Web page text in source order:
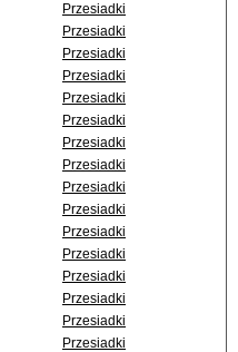
Przesiadki
Przesiadki
Przesiadki
Przesiadki
Przesiadki
Przesiadki
Przesiadki
Przesiadki
Przesiadki
Przesiadki
Przesiadki
Przesiadki
Przesiadki
Przesiadki
Przesiadki
Przesiadki